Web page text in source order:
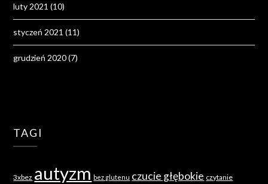
luty 2021 (10)
styczeń 2021 (11)
grudzień 2020(7)
TAGI
3xbez autyzm bez glutenu czucie głębokie czytanie